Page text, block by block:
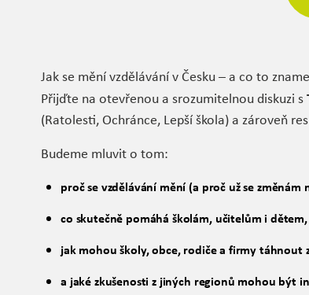
Jak se mění vzdělávání v Česku – a co to
Přijďte na otevřenou a srozumitelnou diskuzi s
(Ratolesti, Ochránce, Lepší škola) a zároveň
Budeme mluvit o tom:
proč se vzdělávání mění (a proč už se změnám
co skutečně pomáhá školám, učitelům i dětem,
jak mohou školy, obce, rodiče a firmy táhnout
a jaké zkušenosti z jiných regionů mohou být